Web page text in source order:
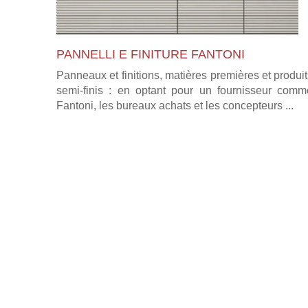
PANNELLI E FINITURE FANTONI
Panneaux et finitions, matières premières et
semi-finis : en optant pour un fournisseur
Fantoni, les bureaux achats et les concepteurs ...